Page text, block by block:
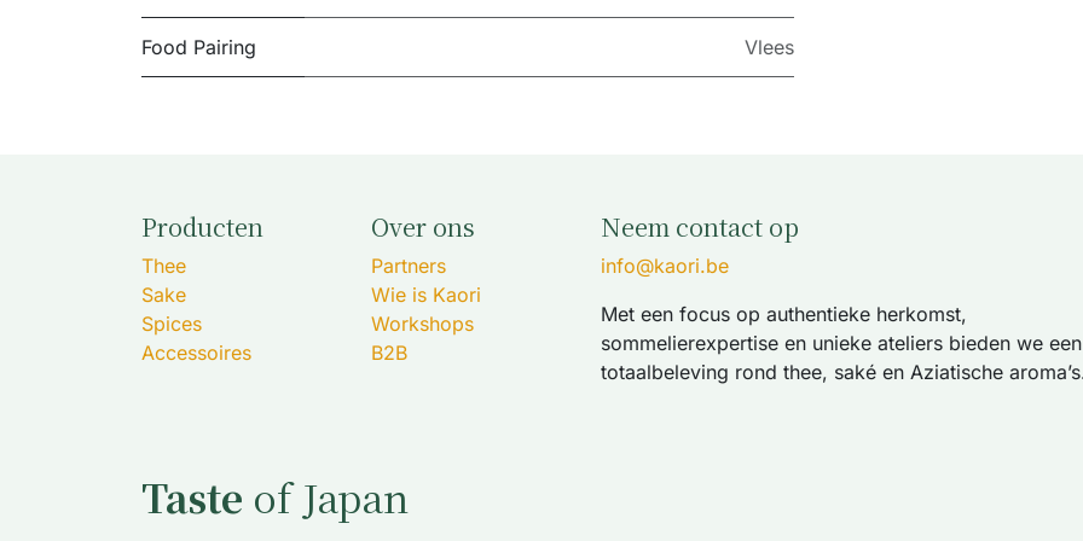
Food Pairing Vlees
Producten
Thee
Sake
Spices
Accessoires
Over ons
Partners
Wie is Kaori
Workshops
B2B
Neem contact op
info@kaori.be
Met een focus op authentieke herkomst,
sommelierexpertise en unieke ateliers bieden we een
totaalbeleving rond thee, saké en Aziatische
Taste of Japan